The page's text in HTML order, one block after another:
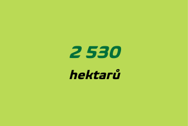
2 530
hektarů